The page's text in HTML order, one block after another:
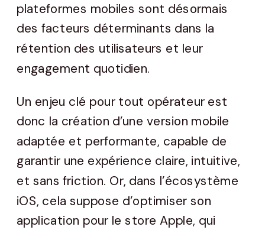
plateformes mobiles sont désormais
des facteurs déterminants dans la
rétention des utilisateurs et leur
engagement quotidien.
Un enjeu clé pour tout opérateur est
donc la création d’une version mobile
adaptée et performante, capable de
garantir une expérience claire, intuitive,
et sans friction. Or, dans l’écosystème
iOS, cela suppose d’optimiser son
application pour le store Apple, qui